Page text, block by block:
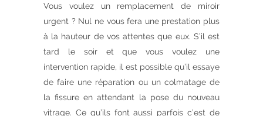
Vous voulez un remplacement de miroir
urgent ? Nul ne vous fera une prestation plus
à la hauteur de vos attentes que eux. S’il est
tard le soir et que vous voulez une
intervention rapide, il est possible qu’il essaye
de faire une réparation ou un colmatage de
la fissure en attendant la pose du nouveau
vitrage. Ce qu’ils font aussi parfois c’est de